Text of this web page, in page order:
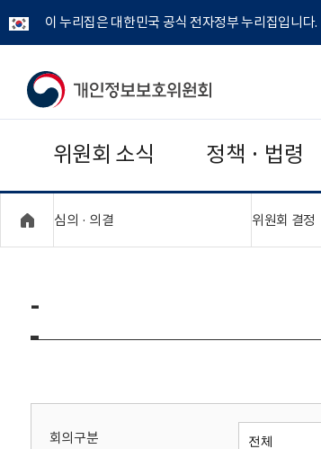
이 누리집은 대한민국 공식 전자정부 누리집입니다.
개
보
보
위
회
위원회 소식 정책 · 법령
심의 · 의결 위원회 결정
-
회의구분